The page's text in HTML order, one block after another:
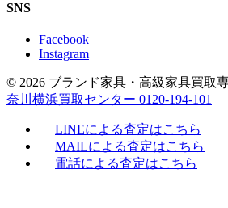
SNS
Facebook
Instagram
© 2026 ブランド家具・高級家具買取
奈川横浜買取センター 0120-194-101
LINEによる査定はこちら
MAILによる査定はこちら
電話による査定はこちら